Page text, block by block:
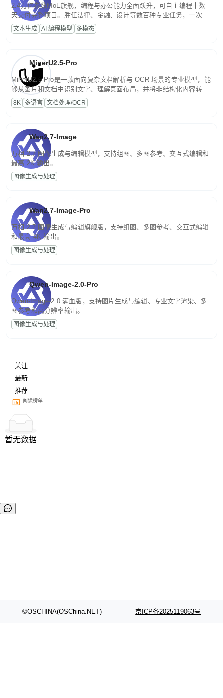
2.4万亿参数MoE旗舰，编程与办公能力全面跃升，可自主编程十数
天交付完整项目。胜任法律、金融、设计等数百种专业任务，一次对
话端到端交付生产级成果。原生视觉理解贯穿规划、执行与验证全流
程，支持超长文档与长视频的深度语义解析。长程任务中自主规划与
文本生成 AI 编程模型 多模态
MinerU2.5-Pro
MinerU2.5-Pro是一款面向复杂文档解析与 OCR 场景的专业模型，能
够从图片和文档中识别文字、理解页面布局，并将非结构化内容转换
为便于存储、检索和二次处理的结构化结果。
8K 多语言 文档处理/OCR
Wan2.7-Image
万相 2.7 图像生成与编辑模型，支持组图、多图参考、交互式编辑和
最高 2K 输出。
图像生成与处理
Wan2.7-Image-Pro
万相 2.7 图像生成与编辑旗舰版，支持组图、多图参考、交互式编辑
和最高 4K 输出。
图像生成与处理
Qwen-Image-2.0-Pro
Qwen-Image-2.0 满血版，支持图片生成与编辑、专业文字渲染、多
图参考和高分辨率输出。
图像生成与处理
关注
最新
推荐
阅读榜单
暂无数据
©OSCHINA(OSChina.NET) 京ICP备2025119063号